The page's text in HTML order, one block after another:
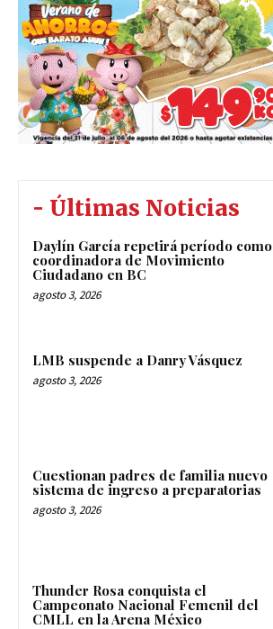
- Últimas Noticias
Daylín García repetirá período como
coordinadora de Movimiento
Ciudadano en BC
agosto 3, 2026
LMB suspende a Danry Vásquez
agosto 3, 2026
Cuestionan padres de familia nuevo
sistema de ingreso a preparatorias
agosto 3, 2026
Thunder Rosa conquista el
Campeonato Nacional Femenil del
CMLL en la Arena México